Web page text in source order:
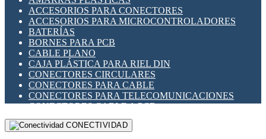
INDICADORES PARA PANEL
INTERFACES DE RELÉ
INTERRUPTORES FIN DE CARRERA
LLAVES CONMUTADORAS
MEDIDORES DE ENERGÍA Y TC'S DE CORRIENTE
MOTORES PASO A PASO
PANTALLAS HMI
PLC -CONTROLADORES LÓGICO PROGRAMABLES
PROGRAMADORES DE HORARIO
RELÉS DE PROTECCIÓN
SENSORES CAPACITIVOS
ACCESORIOS PARA CONECTORES
ACCESORIOS PARA MICROCONTROLADORES
BATERÍAS
BORNES PARA PCB
CABLE PLANO
CAJA PLÁSTICA PARA RIEL DIN
CONECTORES CIRCULARES
CONECTORES PARA CABLE
CONECTORES PARA TELECOMUNICACIONES
CONECTORES CABLE A PCB
CONECTORES PCB A CABLE
DIP SWITCHESCONECTIVIDAD